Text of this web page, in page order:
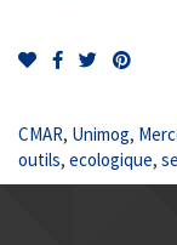
CMAR, Unimog,
outils, ecologique,